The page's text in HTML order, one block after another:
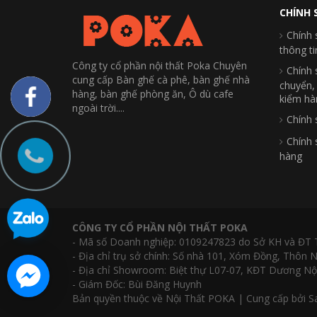
Công ty cổ phần nội thất Poka Chuyên
cung cấp Bàn ghế cà phê, bàn ghế nhà
hàng, bàn ghế phòng ăn, Ô dù cafe
ngoài trời....
CHÍNH
Chính
thông
Chính
kiểm
Chính
Chính
hàng
CÔNG TY CỔ PHẦN NỘI THẤT POKA
- Mã số Doanh nghiệp: 0109247823 do Sở KH và ĐT
- Địa chỉ trụ sở chính: Số nhà 101, Xóm Đồng, Thôn
- Địa chỉ Showroom: Biệt thự L07-07, KĐT Dương
- Giám Đốc: Bùi Đăng Huynh
Bản quyền thuộc về Nội Thất POKA | Cung cấp bởi